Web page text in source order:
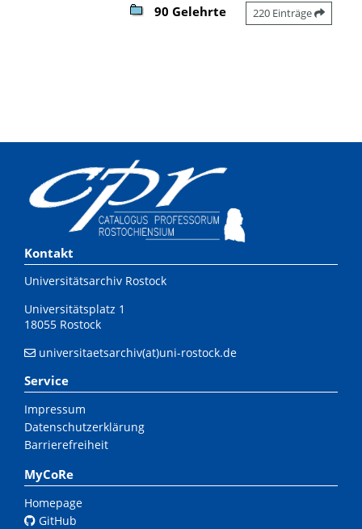
90 Gelehrte 220 Einträge
Kontakt
Universitätsarchiv Rostock
Universitätsplatz 1
18055 Rostock
universitaetsarchiv(at)uni-rostock.de
Service
Impressum
Datenschutzerklärung
Barrierefreiheit
MyCoRe
Homepage
GitHub